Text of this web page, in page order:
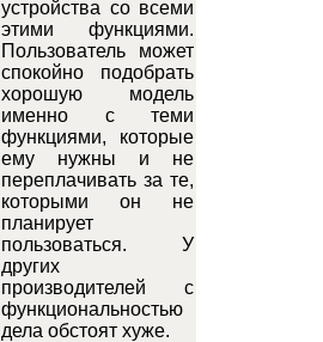
устройства со всеми
этими функциями.
Пользователь может
спокойно подобрать
хорошую модель
именно с теми
функциями, которые
ему нужны и не
переплачивать за те,
которыми он не
планирует
пользоваться. У
других
производителей с
функциональностью
дела обстоят хуже.